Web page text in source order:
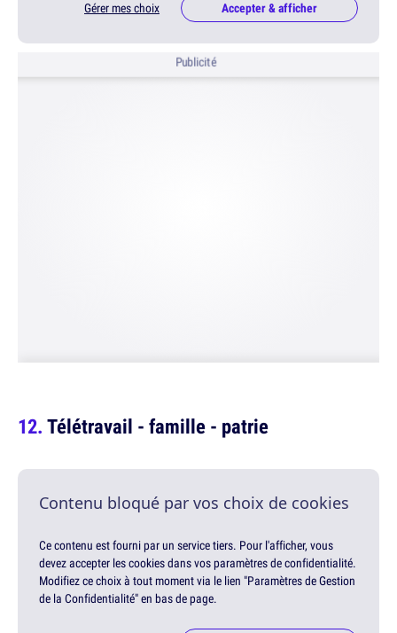
Gérer mes choix Accepter & afficher
Publicité
Télétravail - famille - patrie
Contenu bloqué par vos choix de cookies
Ce contenu est fourni par un service tiers. Pour l'afficher, vous
devez accepter les cookies dans vos paramètres de confidentialité.
Modifiez ce choix à tout moment via le lien "Paramètres de Gestion
de la Confidentialité" en bas de page.